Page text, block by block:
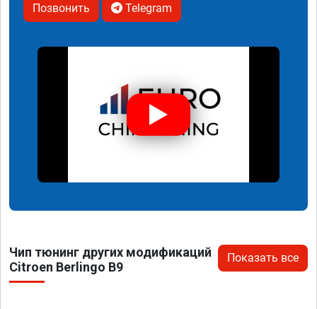
Позвонить Telegram
Чип тюнинг других модификаций
Citroen Berlingo B9
Показать все